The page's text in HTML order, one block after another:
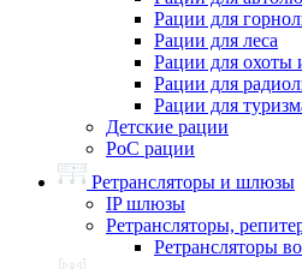
Рации для
Рации для леса
Рации для охоты
Рации для
Рации для
Детские рации
PoC рации
Ретрансляторы и шлюзы
IP шлюзы
Ретрансляторы,
Ретрансляторы